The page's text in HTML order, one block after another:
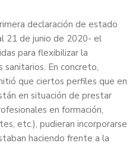
declaración de estado
21 de junio de 2020- el
para flexibilizar la
En concreto,
que ciertos perfiles que en
en situación de prestar
en formación,
etc.), pudieran incorporarse
haciendo frente a la